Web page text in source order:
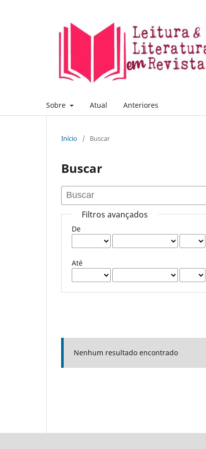
Sobre Atual Anteriores
Início / Buscar
Buscar
Filtros avançados
De
Até
Nenhum resultado encontrado